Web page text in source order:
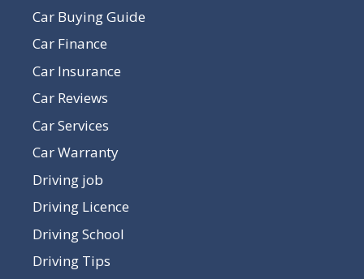
Car Buying Guide
Car Finance
Car Insurance
Car Reviews
Car Services
Car Warranty
Driving job
Driving Licence
Driving School
Driving Tips